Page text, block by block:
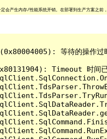
会产生内存/性能系统开销。在部署到生产方案之前
等待的操作过
Timeout 时间已到